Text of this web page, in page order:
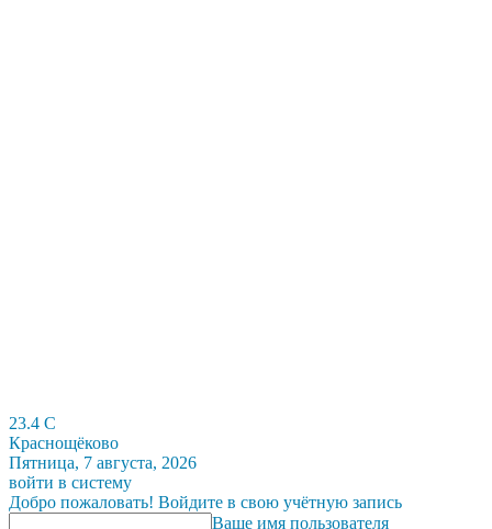
23.4 C
Краснощёково
Пятница, 7 августа, 2026
войти в систему
Добро пожаловать! Войдите в свою учётную запись
Ваше имя пользователя